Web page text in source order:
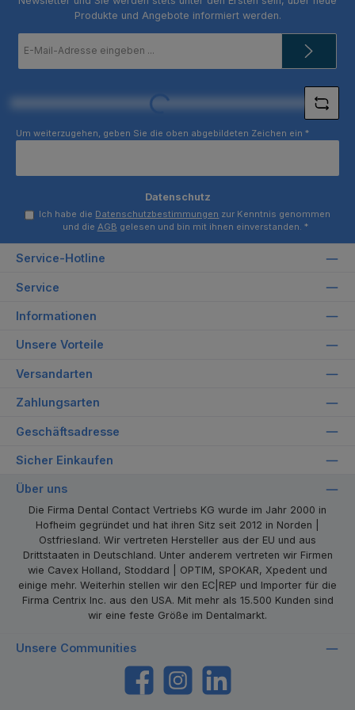
Produkte und Angebote informiert werden.
Mail-
Loading...
Um weiterzugehen, geben Sie die oben abgebildeten Zeichen ein *
Datenschutz
Ich habe die Datenschutzbestimmungen zur Kenntnis genommen
und die AGB gelesen und bin mit ihnen einverstanden. *
Service-Hotline
Service
Informationen
Unsere Vorteile
Versandarten
Zahlungsarten
Geschäftsadresse
Sicher Einkaufen
Über uns
Die Firma Dental Contact Vertriebs KG wurde im Jahr 2000 in
Hofheim gegründet und hat ihren Sitz seit 2012 in Norden |
Ostfriesland. Wir vertreten Hersteller aus der EU und aus
Drittstaaten in Deutschland. Unter anderem vertreten wir Firmen
wie Cavex Holland, Stoddard | OPTIM, SPOKAR, Xpedent und
einige mehr. Weiterhin stellen wir den EC|REP und Importer für die
Firma Centrix Inc. aus den USA. Mit mehr als 15.500 Kunden sind
wir eine feste Größe im Dentalmarkt.
Unsere Communities
https://www.facebook.com/dentalcontact
Instagram LinkedIn